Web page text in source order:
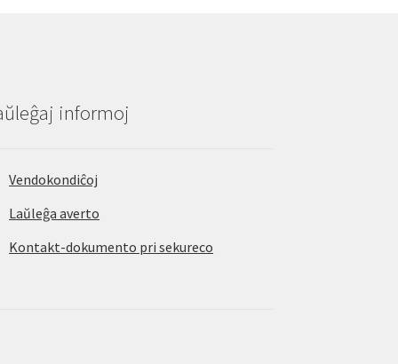
informoj
Vendokondiĉoj
Laŭleĝa averto
Kontakt-dokumento pri sekureco